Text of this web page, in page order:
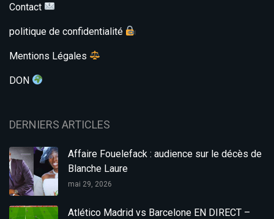
Contact
politique de confidentialité
Mentions Légales
DON
DERNIERS ARTICLES
Affaire Fouelefack : audience sur le décès de
Blanche Laure
mai 29, 2026
Atlético Madrid vs Barcelone EN DIRECT –